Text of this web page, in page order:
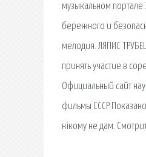
музыкальном портале
бережного и
мелодия. ЛЯПИС
принять участие в
Официальный сайт
фильмы СССР
нікому не дам.